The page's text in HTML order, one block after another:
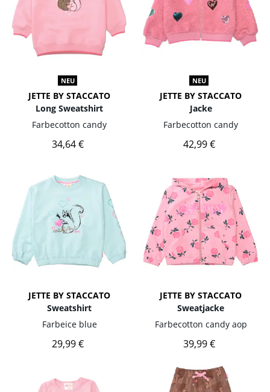
NEU
JETTE BY STACCATO
Long Sweatshirt
Farbecotton candy
34,64 €
NEU
JETTE BY STACCATO
Jacke
Farbecotton candy
42,99 €
JETTE BY STACCATO
Sweatshirt
Farbeice blue
29,99 €
JETTE BY STACCATO
Sweatjacke
Farbecotton candy aop
39,99 €